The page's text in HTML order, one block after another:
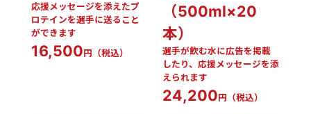
応援メッセージを添えたプ
ロテインを選手に送ること
ができます
16,500円（税込）
（500ml×20
本）
選手が飲む水に広告を掲載
したり、応援メッセージを添
えられます
24,200円（税込）